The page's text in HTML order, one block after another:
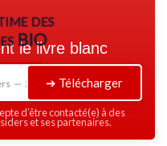
des
BIO
— 2026
le livre blanc
➔ Télécharger
d’être contacté(e) à des
et ses partenaires.